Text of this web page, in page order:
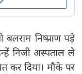
निष्प्राण पड़े
निजी अस्पताल ले
कर दिया। मौके पर